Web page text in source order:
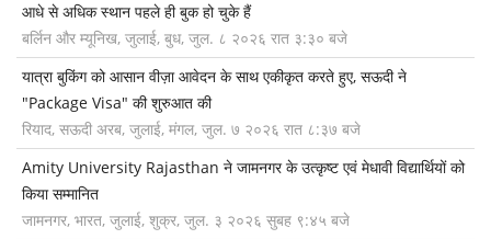
आधे से अधिक स्थान पहले ही बुक हो चुके हैं
बर्लिन और म्यूनिख, जुलाई, बुध, जुल. ८ २०२६ रात ३:३० बजे
यात्रा बुकिंग को आसान वीज़ा आवेदन के साथ एकीकृत करते हुए, सऊदी ने
"Package Visa" की शुरुआत की
रियाद, सऊदी अरब, जुलाई, मंगल, जुल. ७ २०२६ रात ८:३७ बजे
Amity University Rajasthan ने जामनगर के उत्कृष्ट एवं मेधावी विद्यार्थियों को
किया सम्मानित
जामनगर, भारत, जुलाई, शुक्र, जुल. ३ २०२६ सुबह ९:४५ बजे